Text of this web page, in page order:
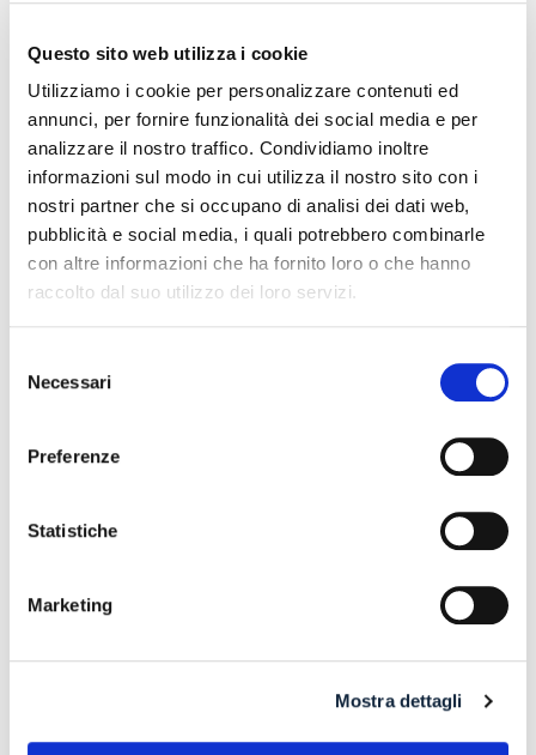
Questo sito web utilizza i cookie
Utilizziamo i cookie per personalizzare contenuti ed
annunci, per fornire funzionalità dei social media e per
analizzare il nostro traffico. Condividiamo inoltre
informazioni sul modo in cui utilizza il nostro sito con i
nostri partner che si occupano di analisi dei dati web,
pubblicità e social media, i quali potrebbero combinarle
con altre informazioni che ha fornito loro o che hanno
raccolto dal suo utilizzo dei loro servizi.
delNecessari
Preferenze
Statistiche
Marketing
Mostra dettagli
Search
Recent Posts
CONTI CORRENTI E SULL’EVENTUALE RIFIUTO DI
APERTURA DI NUOVI RAPPORTI BANCARI
RISTRUTTURAZIONE DEI DEBITI DEL CONSUMATORE
PRECEDENTE ATTIVITA’
RISARCIMENTO DANNI – CONDOTTA INADEMPIENTE DEI
SANITARI – Gestione della gravidanza ed omessa diagnosi
TRA OBBLIGAZIONE NATURALE E ARRICCHIMENTO